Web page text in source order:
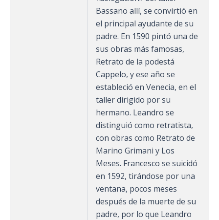
Bassano allí, se convirtió en
el principal ayudante de su
padre. En 1590 pintó una de
sus obras más famosas,
Retrato de la podestá
Cappelo, y ese año se
estableció en Venecia, en el
taller dirigido por su
hermano. Leandro se
distinguió como retratista,
con obras como Retrato de
Marino Grimani y Los
Meses. Francesco se suicidó
en 1592, tirándose por una
ventana, pocos meses
después de la muerte de su
padre, por lo que Leandro